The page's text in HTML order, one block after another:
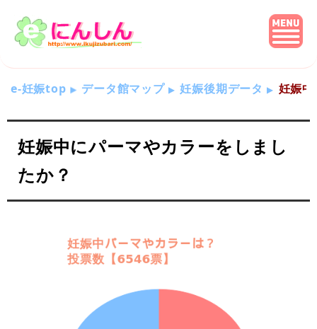
e-妊娠top データ館マップ 妊娠後期データ 妊娠
妊娠中にパーマやカラーをしまし
たか？